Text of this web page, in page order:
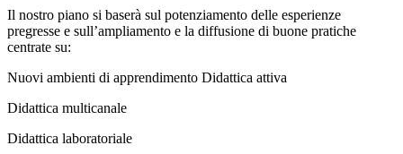
Il nostro piano si baserà sul potenziamento delle esperienze
pregresse e sull’ampliamento e la diffusione di buone pratiche
centrate su:
Nuovi ambienti di apprendimento Didattica attiva
Didattica multicanale
Didattica laboratoriale